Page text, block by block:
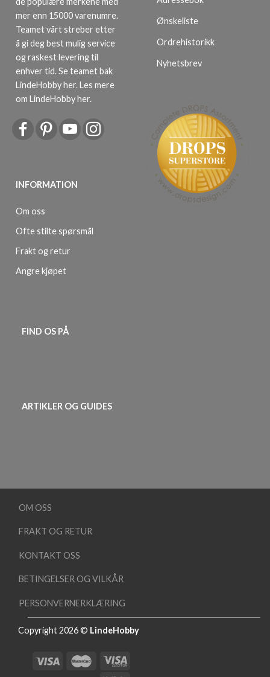
mer enn 15000 varenumre.
Teamet vårt streber etter
å gi deg best mulig service
og raskest levering til
enhver tid. Se teamet bak
LindeHobby her.Les mere
om LindeHobby her.
INFORMATION
Om oss
Ofte stilte spørsmål
Frakt og retur
Angre kjøpet
Ønskeliste
Ordrehistorikk
Nyhetsbrev
FIND OS PÅ
ARTIKLER OG GUIDES
OM OSS
FRAKT OG RETUR
KONTAKT OSS
BETINGELSER OG VILKÅR
PERSONVERNERKLÆRING
Copyright 2026 © LindeHobby